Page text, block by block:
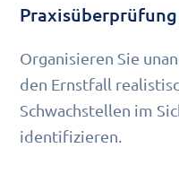
Praxisüberprüfung
Organisieren Sie
den Ernstfall
Schwachstellen im
identifizieren.